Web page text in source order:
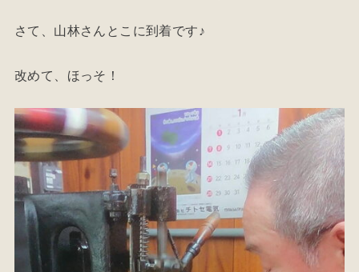
さて、山林さんとこに到着です♪
改めて、ほっそ！